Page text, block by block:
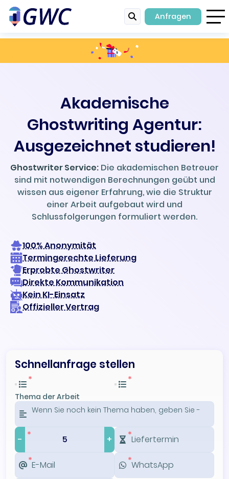
Anfragen
Akademische
Ghostwriting Agentur:
Ausgezeichnet studieren!
Ghostwriter Service: Die akademischen Betreuer
sind mit notwendigen Berechnungen geübt und
wissen aus eigener Erfahrung, wie die Struktur
einer Arbeit aufgebaut wird und
Schlussfolgerungen formuliert werden.
100% Anonymität
Termingerechte Lieferung
Erprobte Ghostwriter
Direkte Kommunikation
Kein KI-Einsatz
Offizieller Vertrag
Schnellanfrage stellen
Thema der Arbeit
- +